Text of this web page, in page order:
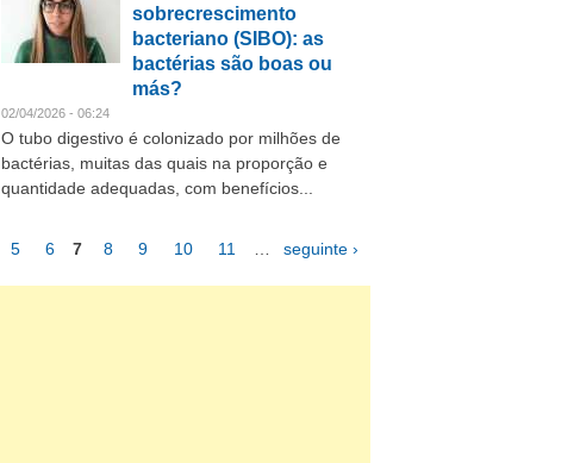
sobrecrescimento
bacteriano (SIBO): as
bactérias são boas ou
más?
02/04/2026 - 06:24
O tubo digestivo é colonizado por milhões de
bactérias, muitas das quais na proporção e
quantidade adequadas, com benefícios...
5 6 7 8 9 10 11 seguinte ›